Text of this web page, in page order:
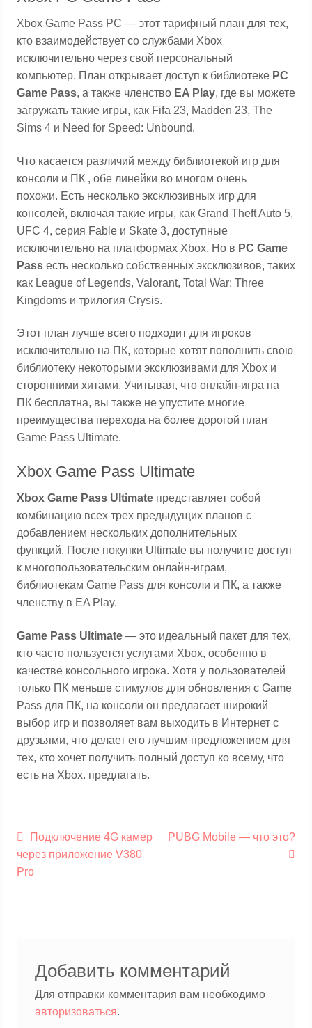
Xbox Game Pass PC — этот тарифный план для тех,
кто взаимодействует со службами Xbox
исключительно через свой персональный
компьютер. План открывает доступ к библиотеке PC
Game Pass, а также членство EA Play, где вы можете
загружать такие игры, как Fifa 23, Madden 23, The
Sims 4 и Need for Speed: Unbound.
Что касается различий между библиотекой игр для
консоли и ПК , обе линейки во многом очень
похожи. Есть несколько эксклюзивных игр для
консолей, включая такие игры, как Grand Theft Auto 5,
UFC 4, серия Fable и Skate 3, доступные
исключительно на платформах Xbox. Но в PC Game
Pass есть несколько собственных эксклюзивов, таких
как League of Legends, Valorant, Total War: Three
Kingdoms и трилогия Crysis.
Этот план лучше всего подходит для игроков
исключительно на ПК, которые хотят пополнить свою
библиотеку некоторыми эксклюзивами для Xbox и
сторонними хитами. Учитывая, что онлайн-игра на
ПК бесплатна, вы также не упустите многие
преимущества перехода на более дорогой план
Game Pass Ultimate.
Xbox Game Pass Ultimate
Xbox Game Pass Ultimate представляет собой
комбинацию всех трех предыдущих планов с
добавлением нескольких дополнительных
функций. После покупки Ultimate вы получите доступ
к многопользовательским онлайн-играм,
библиотекам Game Pass для консоли и ПК, а также
членству в EA Play.
Game Pass Ultimate — это идеальный пакет для тех,
кто часто пользуется услугами Xbox, особенно в
качестве консольного игрока. Хотя у пользователей
только ПК меньше стимулов для обновления с Game
Pass для ПК, на консоли он предлагает широкий
выбор игр и позволяет вам выходить в Интернет с
друзьями, что делает его лучшим предложением для
тех, кто хочет получить полный доступ ко всему, что
есть на Xbox. предлагать.
Навигация
по
записям
Предыдущая
запись:
Подключение 4G камер
через приложение V380
Pro
Следующая
PUBG Mobile — что это?
Добавить комментарий
Для отправки комментария вам необходимо
авторизоваться.